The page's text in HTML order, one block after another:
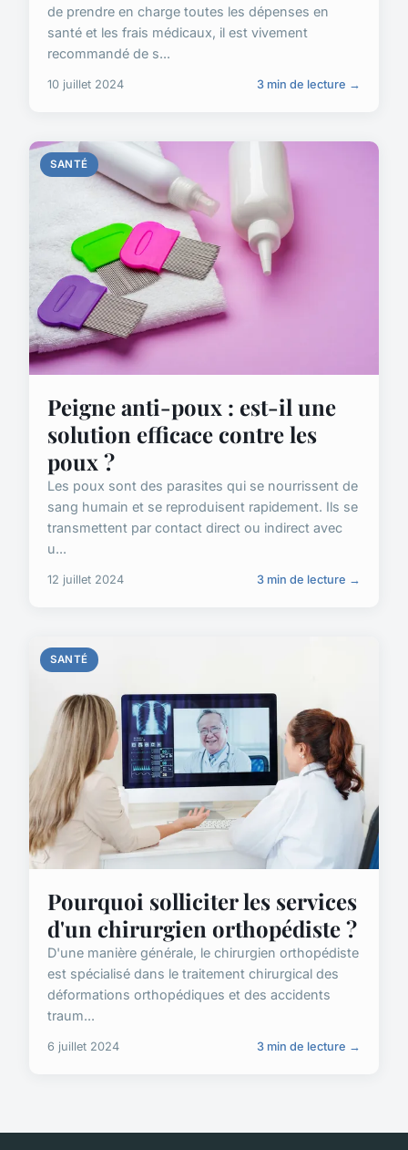
de prendre en charge toutes les dépenses en
santé et les frais médicaux, il est vivement
recommandé de s...
10 juillet 2024 3 min de lecture →
SANTÉ
Peigne anti-poux : est-il une
solution efficace contre les
poux ?
Les poux sont des parasites qui se nourrissent de
sang humain et se reproduisent rapidement. Ils se
transmettent par contact direct ou indirect avec
u...
12 juillet 2024 3 min de lecture →
SANTÉ
Pourquoi solliciter les services
d'un chirurgien orthopédiste ?
D'une manière générale, le chirurgien orthopédiste
est spécialisé dans le traitement chirurgical des
déformations orthopédiques et des accidents
traum...
6 juillet 2024 3 min de lecture →